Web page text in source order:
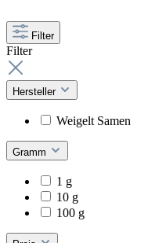
Filter
Filter
Hersteller
Weigelt Samen
Gramm
1 g
10 g
100 g